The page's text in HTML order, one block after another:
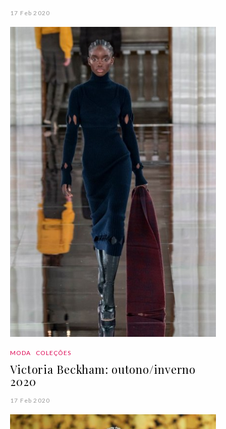
17 Feb 2020
MODA COLEÇÕES
Victoria Beckham: outono/inverno
2020
17 Feb 2020